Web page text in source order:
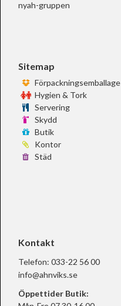
nyah-gruppen
Sitemap
Förpackningsemballage
Hygien & Tork
Servering
Skydd
Butik
Kontor
Städ
Kontakt
Telefon: 033-22 56 00
info@ahnviks.se
Öppettider Butik: